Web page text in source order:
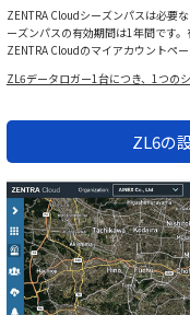
ZENTRA Cloudシーズンパスは必要
ーズンパスの有効期間は1年間です
ZENTRA Cloudのマイアカウントペ
ZL6データロガー1台につき、1つの
ZL6の